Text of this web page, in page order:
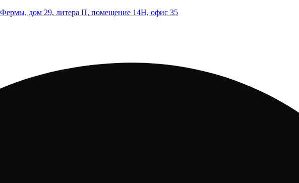
Фермы, дом 29, литера П, помещение 14Н, офис 35